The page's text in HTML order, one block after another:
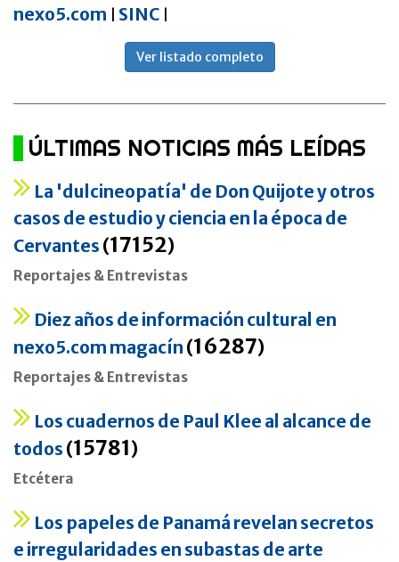
nexo5.com SINC
Ver listado completo
ÚLTIMAS NOTICIAS MÁS LEÍDAS
La 'dulcineopatía' de Don Quijote y otros
casos de estudio y ciencia en la época de
Cervantes (17152)
Reportajes & Entrevistas
Diez años de información cultural en
nexo5.com magacín (16287)
Reportajes & Entrevistas
Los cuadernos de Paul Klee al alcance de
todos (15781)
Etcétera
Los papeles de Panamá revelan secretos
e irregularidades en subastas de arte